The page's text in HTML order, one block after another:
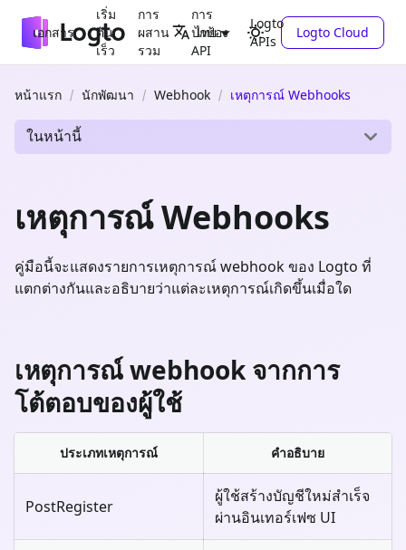
เอกสาร
เริ่ม
ต้น
เร็ว
การ
ผสาน
รวม
การ
ปกป้อง
API
Logto
APIs
ไทย Logto Cloud
หน้าแรก นักพัฒนา Webhook เหตุการณ์ Webhooks
ในหน้านี้
เหตุการณ์ Webhooks
คู่มือนี้จะแสดงรายการเหตุการณ์ webhook ของ Logto ที่
แตกต่างกันและอธิบายว่าแต่ละเหตุการณ์เกิดขึ้นเมื่อใด
เหตุการณ์ webhook จากการ
โต้ตอบของผู้ใช้
ประเภทเหตุการณ์ คำอธิบาย
PostRegister
ผู้ใช้สร้างบัญชีใหม่สำเร็จ
ผ่านอินเทอร์เฟซ UI